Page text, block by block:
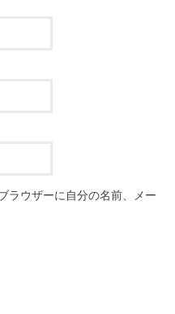
ラウザーに自分の名前、メー